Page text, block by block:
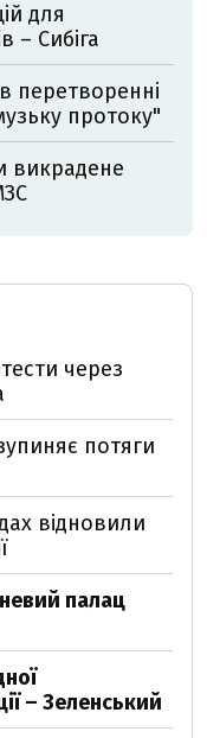
для
– Сибіга
перетворенні
протоку"
викрадене
через
потяги
відновили
палац
– Зеленський